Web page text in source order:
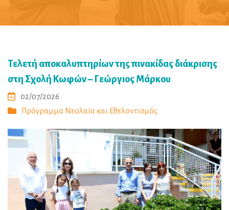
Τελετή αποκαλυπτηρίων της πινακίδας διάκρισης
στη Σχολή Κωφών – Γεώργιος Μάρκου
02/07/2026
Πρόγραμμα Νεολαία και Εθελοντισμός